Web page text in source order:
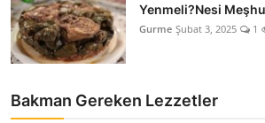
Yenmeli?Nesi
Gurme Şubat 3, 2025 1
Bakman Gereken Lezzetler